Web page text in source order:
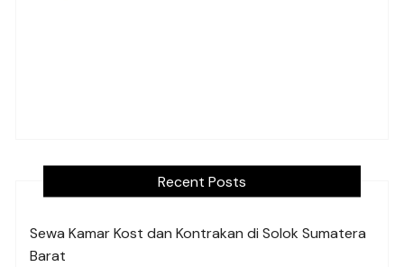
Recent Posts
Sewa Kamar Kost dan Kontrakan di Solok Sumatera
Barat